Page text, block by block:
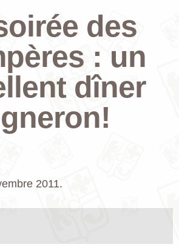
des
: un
dîner
2011.